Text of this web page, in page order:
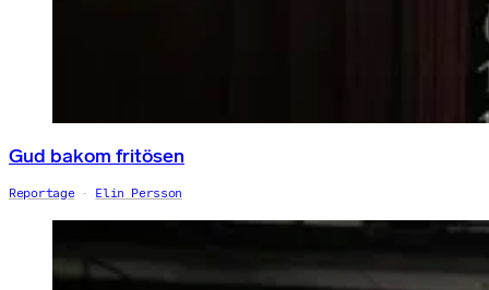
Gud bakom fritösen
Reportage Elin Persson